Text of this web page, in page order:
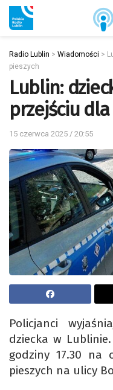
Radio Lublin > Wiadomości >
pieszych
Lublin:
przejściu
15 czerwca 2025 / 20:55
Policjanci
dziecka w
godziny 17.30 na
pieszych na ulicy